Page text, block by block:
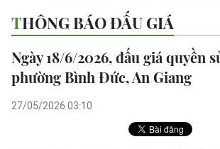
THÔNG BÁO ĐẤU GIÁ
Ngày 18/6/2026, đấu giá quyền
phường Bình Đức, An Giang
27/05/2026 03:10